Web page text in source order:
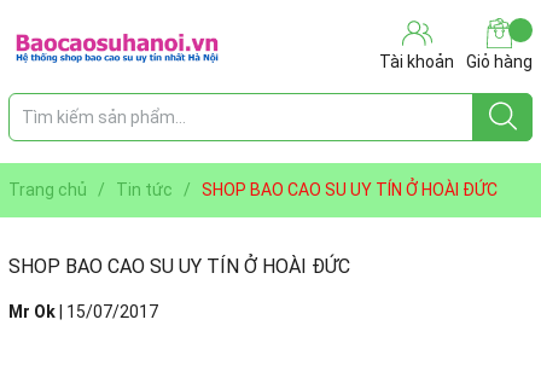
Tài khoản Giỏ hàng
Trang chủ / Tin tức / SHOP BAO CAO SU UY TÍN Ở HOÀI ĐỨC
SHOP BAO CAO SU UY TÍN Ở HOÀI ĐỨC
Mr Ok 15/07/2017